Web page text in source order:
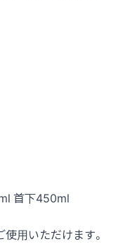
首下450ml
用いただけます。